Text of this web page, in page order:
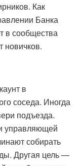
Как
Банка
в сообщества
новичков.
в
соседа. Иногда
подъезда.
управляющей
собирать
Другая цель —